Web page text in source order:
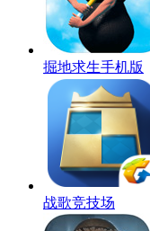
掘地求生手机版
战歌竞技场